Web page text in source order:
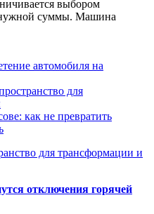
выбором
суммы. Машина
автомобиля на
для
как не превратить
для трансформации и
отключения горячей